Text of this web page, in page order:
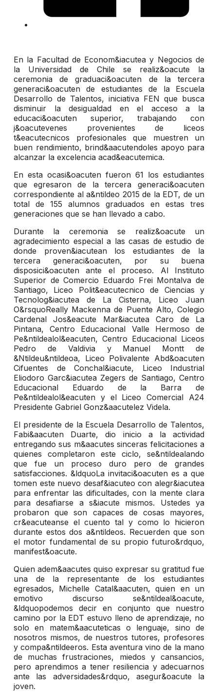
En la Facultad de Econom&iacutea y Negocios de
la Universidad de Chile se realiz&oacute la
ceremonia de graduaci&oacuten de la tercera
generaci&oacuten de estudiantes de la Escuela
Desarrollo de Talentos, iniciativa FEN que busca
disminuir la desigualdad en el acceso a la
educaci&oacuten superior, trabajando con
j&oacutevenes provenientes de liceos
t&eacutecnicos profesionales que muestren un
buen rendimiento, brind&aacutendoles apoyo para
alcanzar la excelencia acad&eacutemica.
En esta ocasi&oacuten fueron 61 los estudiantes
que egresaron de la tercera generaci&oacuten
correspondiente al a&ntildeo 2015 de la EDT, de un
total de 155 alumnos graduados en estas tres
generaciones que se han llevado a cabo.
Durante la ceremonia se realiz&oacute un
agradecimiento especial a las casas de estudio de
donde proven&iacutean los estudiantes de la
tercera generaci&oacuten, por su buena
disposici&oacuten ante el proceso. Al Instituto
Superior de Comercio Eduardo Frei Montalva de
Santiago, Liceo Polit&eacutecnico de Ciencias y
Tecnolog&iacutea de La Cisterna, Liceo Juan
O&rsquoReally Mackenna de Puente Alto, Colegio
Cardenal Jos&eacute Mar&iacutea Caro de La
Pintana, Centro Educacional Valle Hermoso de
Pe&ntildealol&eacuten, Centro Educacional Liceos
Pedro de Valdivia y Manuel Montt de
&Ntildeu&ntildeoa, Liceo Polivalente Abd&oacuten
Cifuentes de Conchal&iacute, Liceo Industrial
Eliodoro Garc&iacutea Zegers de Santiago, Centro
Educacional Eduardo de la Barra de
Pe&ntildealol&eacuten y el Liceo Comercial A24
Presidente Gabriel Gonz&aacutelez Videla.
El presidente de la Escuela Desarrollo de Talentos,
Fabi&aacuten Duarte, dio inicio a la actividad
entregando sus m&aacutes sinceras felicitaciones a
quienes completaron este ciclo, se&ntildealando
que fue un proceso duro pero de grandes
satisfacciones. &ldquoLa invitaci&oacuten es a que
tomen este nuevo desaf&iacuteo con alegr&iacutea
para enfrentar las dificultades, con la mente clara
para desafiarse a s&iacute mismos. Ustedes ya
probaron que son capaces de cosas mayores,
cr&eacuteanse el cuento tal y como lo hicieron
durante estos dos a&ntildeos. Recuerden que son
el motor fundamental de su propio futuro&rdquo,
manifest&oacute.
Quien adem&aacutes quiso expresar su gratitud fue
una de la representante de los estudiantes
egresados, Michelle Catal&aacuten, quien en un
emotivo discurso se&ntildeal&oacute,
&ldquopodemos decir en conjunto que nuestro
camino por la EDT estuvo lleno de aprendizaje, no
solo en matem&aacuteticas o lenguaje, sino de
nosotros mismos, de nuestros tutores, profesores
y compa&ntildeeros. Esta aventura vino de la mano
de muchas frustraciones, miedos y cansancios,
pero aprendimos a tener resiliencia y adecuarnos
ante las adversidades&rdquo, asegur&oacute la
joven.